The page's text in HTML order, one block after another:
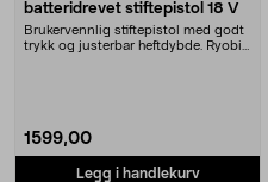
batteridrevet stiftepistol 18 V
Brukervennlig stiftepistol med godt
trykk og justerbar heftdybde. Ryobi
1599,00
Legg i handlekurv